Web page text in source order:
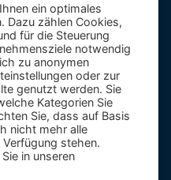
ein optimales
Dazu zählen Cookies,
für die Steuerung
notwendig
zu anonymen
oder zur
genutzt werden. Sie
Kategorien Sie
Sie, dass auf Basis
nicht mehr alle
stehen.
in unseren